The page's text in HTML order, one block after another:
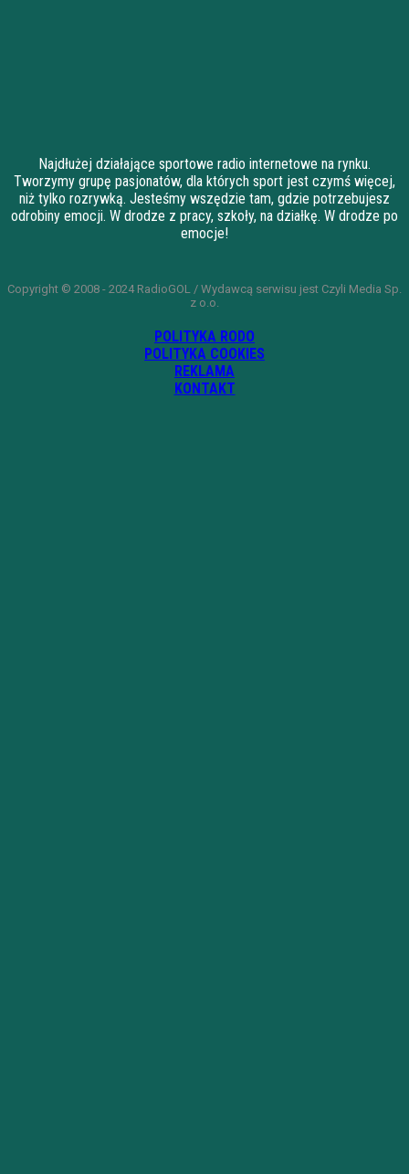
Najdłużej działające sportowe radio internetowe na rynku.
Tworzymy grupę pasjonatów, dla których sport jest czymś więcej,
niż tylko rozrywką. Jesteśmy wszędzie tam, gdzie potrzebujesz
odrobiny emocji. W drodze z pracy, szkoły, na działkę. W drodze po
emocje!
Copyright © 2008 - 2024 RadioGOL / Wydawcą serwisu jest Czyli Media Sp.
z o.o.
POLITYKA RODO
POLITYKA COOKIES
REKLAMA
KONTAKT